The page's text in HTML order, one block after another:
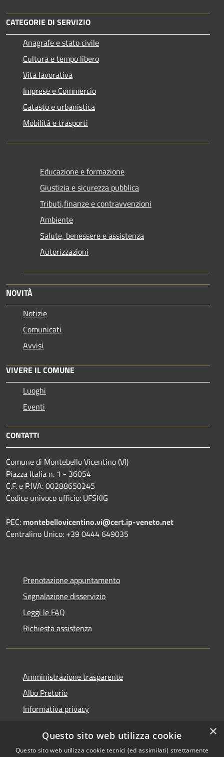
CATEGORIE DI SERVIZIO
Anagrafe e stato civile
Cultura e tempo libero
Vita lavorativa
Imprese e Commercio
Catasto e urbanistica
Mobilità e trasporti
Educazione e formazione
Giustizia e sicurezza pubblica
Tributi,finanze e contravvenzioni
Ambiente
Salute, benessere e assistenza
Autorizzazioni
NOVITÀ
Notizie
Comunicati
Avvisi
VIVERE IL COMUNE
Luoghi
Eventi
CONTATTI
Comune di Montebello Vicentino (VI)
Piazza Italia n. 1 - 36054
C.F. e P.IVA: 00288650245
Codice univoco ufficio: UFSKIG
PEC: montebellovicentino.vi@cert.ip-veneto.net
Centralino Unico: +39 0444 649035
Prenotazione appuntamento
Segnalazione disservizio
Leggi le FAQ
Richiesta assistenza
Amministrazione trasparente
Albo Pretorio
Informativa privacy
Dichiarazione di accessibilità
×
Questo sito web utilizza cookie
Questo sito web utilizza cookie tecnici (ed assimilati) strettamente